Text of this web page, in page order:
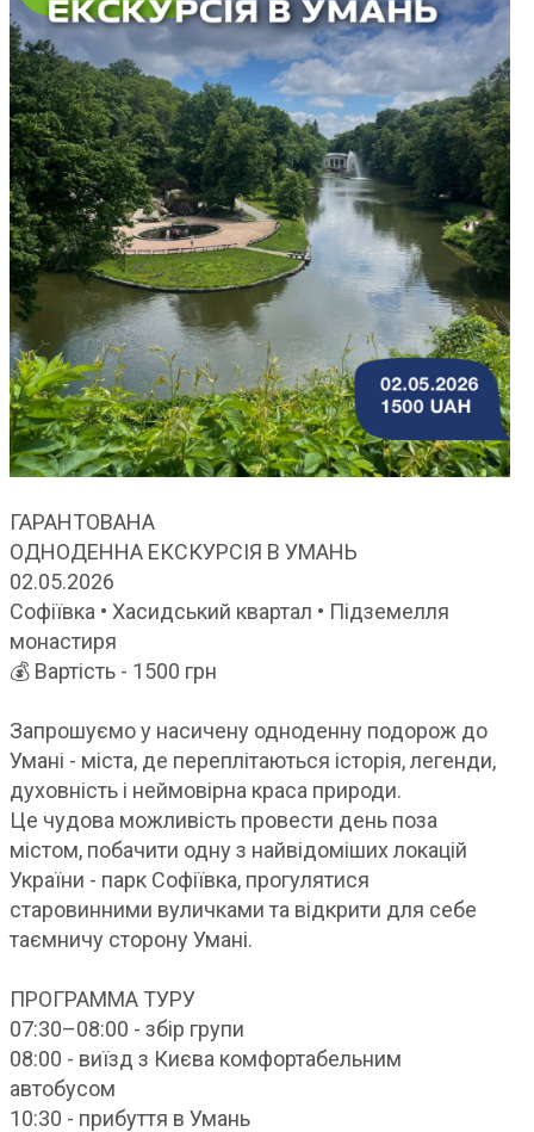
ГАРАНТОВАНА
ОДНОДЕННА ЕКСКУРСІЯ В УМАНЬ
02.05.2026
Софіївка • Хасидський квартал • Підземелля
монастиря
💰 Вартість - 1500 грн
Запрошуємо у насичену одноденну подорож до
Умані - міста, де переплітаються історія, легенди,
духовність і неймовірна краса природи.
Це чудова можливість провести день поза
містом, побачити одну з найвідоміших локацій
України - парк Софіївка, прогулятися
старовинними вуличками та відкрити для себе
таємничу сторону Умані.
ПРОГРАММА ТУРУ
07:30–08:00 - збір групи
08:00 - виїзд з Києва комфортабельним
автобусом
10:30 - прибуття в Умань